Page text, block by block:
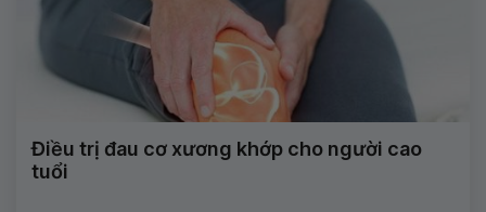
Điều trị đau cơ xương khớp cho người cao
tuổi